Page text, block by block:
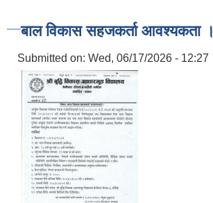
बाल विकास सहजकर्ता आवश्यकता ।
Submitted on: Wed, 06/17/2026 - 12:27